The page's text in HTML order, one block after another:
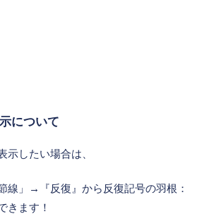
について
示したい場合は、
線」→『反復』から 反復記号の羽根：
きます！